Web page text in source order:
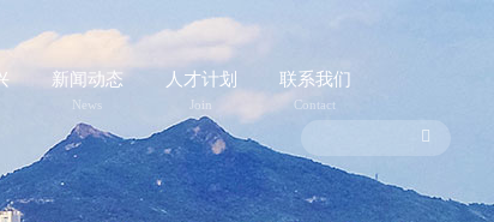
新闻动态
News
人才计划
Join
联系我们
Contact